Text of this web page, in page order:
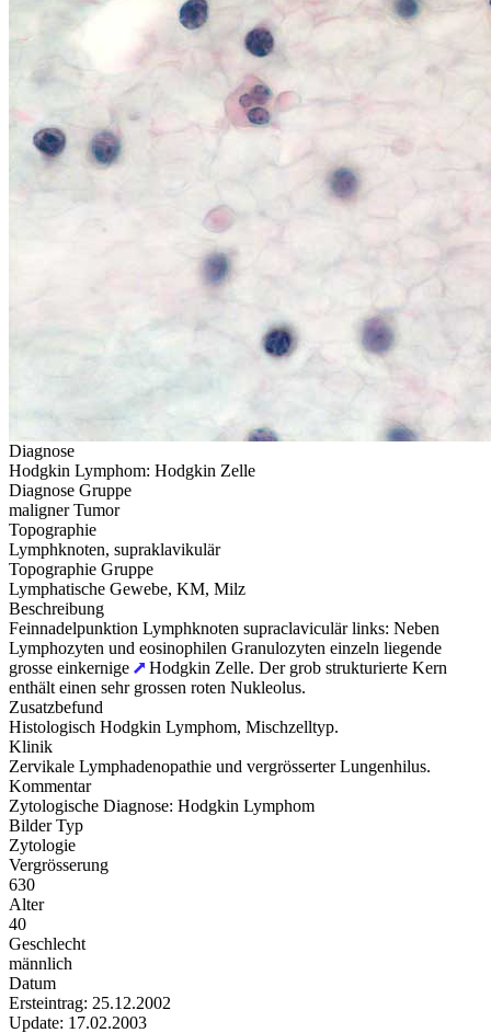
Diagnose
Hodgkin Lymphom: Hodgkin Zelle
Diagnose Gruppe
maligner Tumor
Topographie
Lymphknoten, supraklavikulär
Topographie Gruppe
Lymphatische Gewebe, KM, Milz
Beschreibung
Feinnadelpunktion Lymphknoten supraclaviculär links: Neben
Lymphozyten und eosinophilen Granulozyten einzeln liegende
grosse einkernige
Hodgkin Zelle. Der grob strukturierte Kern
enthält einen sehr grossen roten Nukleolus.
Zusatzbefund
Histologisch Hodgkin Lymphom, Mischzelltyp.
Klinik
Zervikale Lymphadenopathie und vergrösserter Lungenhilus.
Kommentar
Zytologische Diagnose: Hodgkin Lymphom
Bilder Typ
Zytologie
Vergrösserung
630
Alter
40
Geschlecht
männlich
Datum
Ersteintrag: 25.12.2002
Update: 17.02.2003